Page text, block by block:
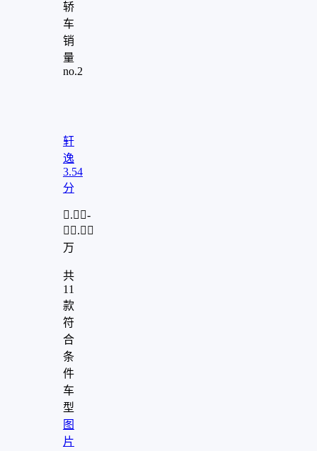
轿
车
销
量
no.2
轩
逸
3.54
分
.-
.
万
共
11
款
符
合
条
件
车
型
图
片